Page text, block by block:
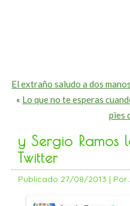
El extraño saludo a dos
« Lo que no te esperas
pies
y Sergio
Twitter
Publicado 27/08/2013 | Por